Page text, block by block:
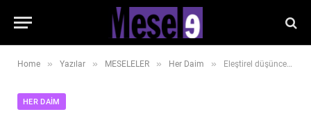
Home » Yazılar » MESELELER » Her Daim » Eleştirel düşüncenin vazgeçilmezliği…
HER DAIM